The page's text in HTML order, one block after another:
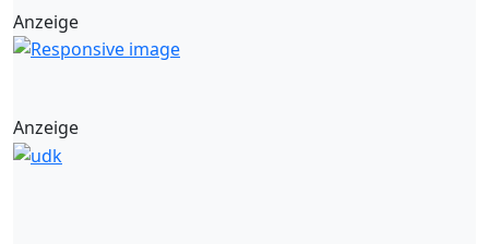
Anzeige
Anzeige